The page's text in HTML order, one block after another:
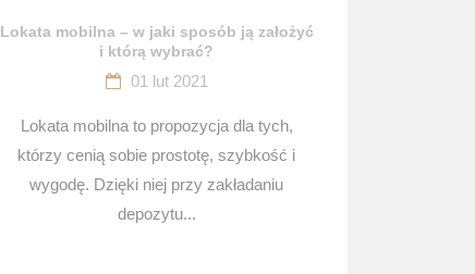
Lokata mobilna – w jaki sposób ją założyć
i którą wybrać?
01 lut 2021
Lokata mobilna to propozycja dla tych,
którzy cenią sobie prostotę, szybkość i
wygodę. Dzięki niej przy zakładaniu
depozytu...